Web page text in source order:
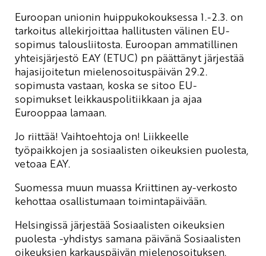
Euroopan unionin huippukokouksessa 1.-2.3. on
tarkoitus allekirjoittaa hallitusten välinen EU-
sopimus talousliitosta. Euroopan ammatillinen
yhteisjärjestö EAY (ETUC) pn päättänyt järjestää
hajasijoitetun mielenosoituspäivän 29.2.
sopimusta vastaan, koska se sitoo EU-
sopimukset leikkauspolitiikkaan ja ajaa
Eurooppaa lamaan.
Jo riittää! Vaihtoehtoja on! Liikkeelle
työpaikkojen ja sosiaalisten oikeuksien puolesta,
vetoaa EAY.
Suomessa muun muassa Kriittinen ay-verkosto
kehottaa osallistumaan toimintapäivään.
Helsingissä järjestää Sosiaalisten oikeuksien
puolesta -yhdistys samana päivänä Sosiaalisten
oikeuksien karkauspäivän mielenosoituksen.